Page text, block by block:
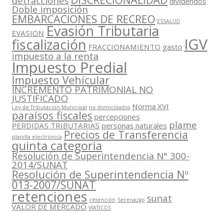
Doble imposición
EMBARCACIONES DE RECREO ESSALUD
EVASION Evasión Tributaria
fiscalización FRACCIONAMIENTO gasto IGV
impuesto a la renta
Impuesto Predial
Impuesto Vehícular
INCREMENTO PATRIMONIAL NO
JUSTIFICADO
Ley de Tributación Municipal no domiciliados Norma XVI
paraísos fiscales percepciones
PERDIDAS TRIBUTARIAS personas naturales plame
planilla electrónica Precios de Transferencia
quinta categoria
Resolución de Superintendencia N° 300-
2014/SUNAT
Resolución de Superintendencia Nº
013-2007/SUNAT
retenciones retención Serenazgo sunat
VALOR DE MERCADO VIATICOS